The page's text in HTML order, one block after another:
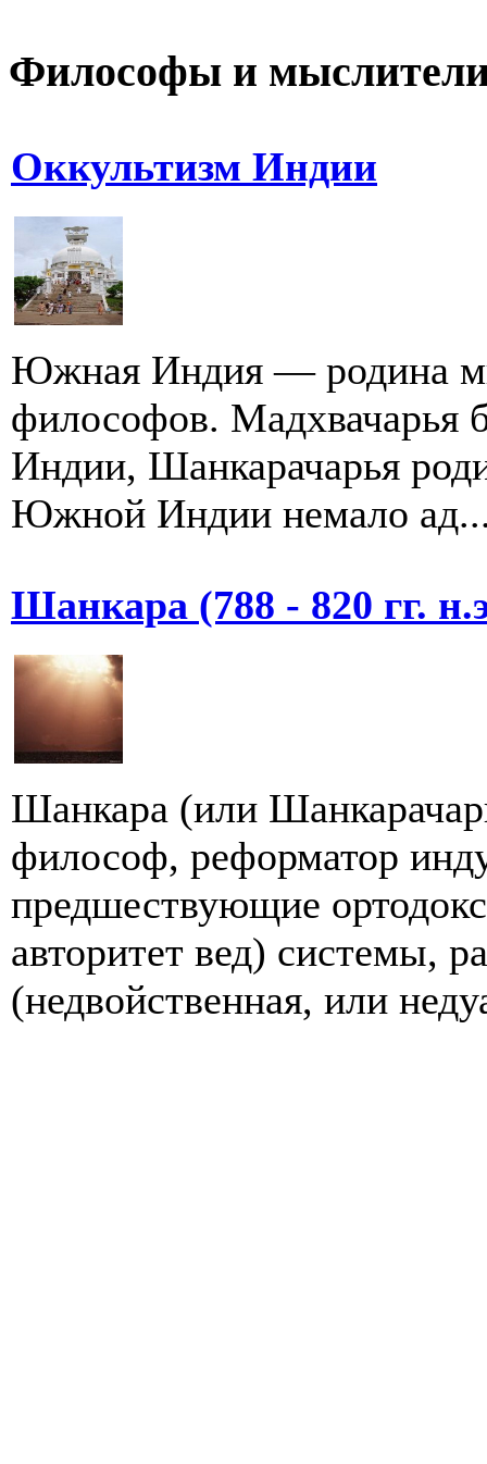
Философы и
Оккультизм Индии
Южная Индия — родина
философов.
Индии, Шанкарачарья
Южной Индии немало
Шанкара (788 - 820 гг.
Шанкара (или
философ, реформатор
предшествующие
авторитет вед) системы,
(недвойственная, или